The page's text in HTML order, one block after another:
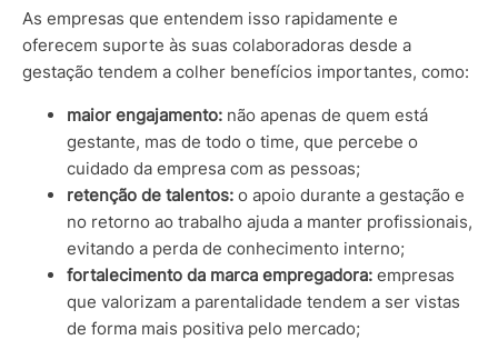
As empresas que entendem isso rapidamente e
oferecem suporte às suas colaboradoras desde a
gestação tendem a colher benefícios importantes, como:
maior engajamento: não apenas de quem está
gestante, mas de todo o time, que percebe o
cuidado da empresa com as pessoas;
retenção de talentos: o apoio durante a gestação e
no retorno ao trabalho ajuda a manter profissionais,
evitando a perda de conhecimento interno;
fortalecimento da marca empregadora: empresas
que valorizam a parentalidade tendem a ser vistas
de forma mais positiva pelo mercado;